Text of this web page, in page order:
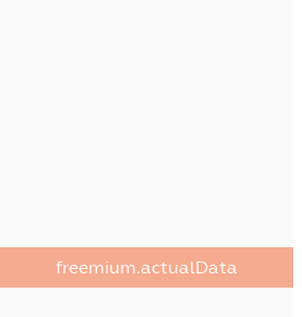
freemium.actualData